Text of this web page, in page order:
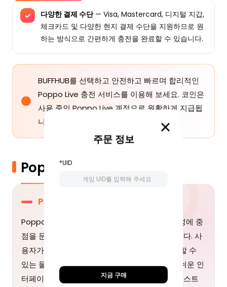
주문 정보
*UID
지금 구매
✓ 다양한 결제 수단— Visa, Mastercard, 디지털 지갑,
체크카드 및 다양한 현지 결제 수단을 지원하므로 원
하는 방식으로 간편하게 충전을 완료할 수 있습니다.
BUFFHUB를 선택하고 안전하고 빠르며 합리적인
Poppo Live 충전 서비스를 이용해 보세요. 코인은
사용 중인 Poppo Live 계정으로 원활하게 지급됩
니다.
Poppo Live 및 코인 소개
Poppo Live란?
Poppo Live는 진정성 있는 소통과 커뮤니티 형성에 중
점을 둔 인터랙티브 라이브 스트리밍 플랫폼입니다. 사
용자가 일상의 순간과 재능, 다양한 경험을 공유할 수
있는 몰입감 높은 공간을 제공합니다. 사용하기 쉬운 인
터페이스와 다양한 크리에이티브 도구를 통해 호스트